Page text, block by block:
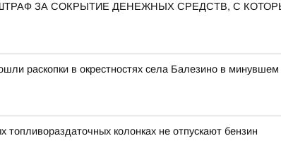
ЗА СОКРЫТИЕ ДЕНЕЖНЫХ СРЕДСТВ, С
раскопки в окрестностях села Балезино в
колонках не отпускают бензин